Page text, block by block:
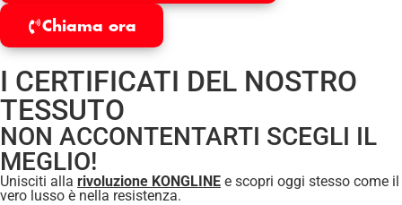
Chiama ora
I CERTIFICATI DEL NOSTRO
TESSUTO
NON ACCONTENTARTI SCEGLI IL
MEGLIO!
Unisciti alla rivoluzione KONGLINE e scopri oggi stesso come il
vero lusso è nella resistenza.